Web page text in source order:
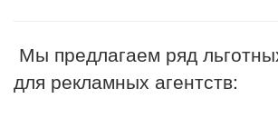
Мы предлагаем ряд
для рекламных агентств: